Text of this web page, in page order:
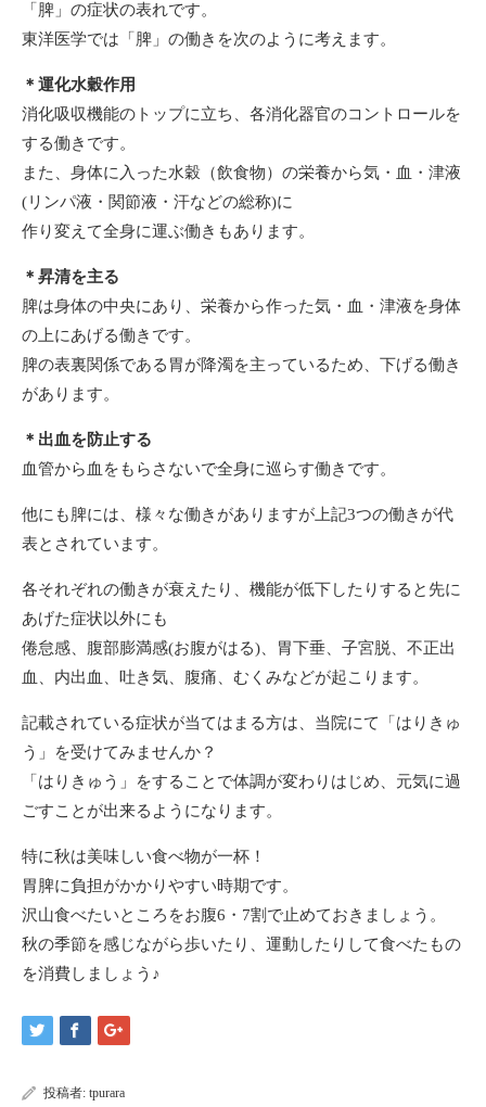
「脾」の症状の表れです。
東洋医学では「脾」の働きを次のように考えます。
＊運化水穀作用
消化吸収機能のトップに立ち、各消化器官のコントロールを
する働きです。
また、身体に入った水穀（飲食物）の栄養から気・血・津液
(リンパ液・関節液・汗などの総称)に
作り変えて全身に運ぶ働きもあります。
＊昇清を主る
脾は身体の中央にあり、栄養から作った気・血・津液を身体
の上にあげる働きです。
脾の表裏関係である胃が降濁を主っているため、下げる働き
があります。
＊出血を防止する
血管から血をもらさないで全身に巡らす働きです。
他にも脾には、様々な働きがありますが上記3つの働きが代
表とされています。
各それぞれの働きが衰えたり、機能が低下したりすると先に
あげた症状以外にも
倦怠感、腹部膨満感(お腹がはる)、胃下垂、子宮脱、不正出
血、内出血、吐き気、腹痛、むくみなどが起こります。
記載されている症状が当てはまる方は、当院にて「はりきゅ
う」を受けてみませんか？
「はりきゅう」をすることで体調が変わりはじめ、元気に過
ごすことが出来るようになります。
特に秋は美味しい食べ物が一杯！
胃脾に負担がかかりやすい時期です。
沢山食べたいところをお腹6・7割で止めておきましょう。
秋の季節を感じながら歩いたり、運動したりして食べたもの
を消費しましょう♪
投稿者: tpurara